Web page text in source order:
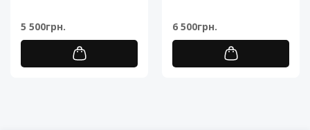
5 500грн. 6 500грн.